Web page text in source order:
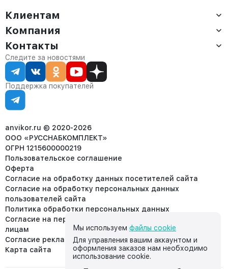
Клиентам
Доставка
Оплата
Сервис
Статус заказа
Статьи
Компания
О компании
Контакты
Партнёрам
Контакты
Отдел продаж:
8 (800) 234-22-62
corp@anvikor.ru
Ежедневно, с 7:00-19:00 (МСК)
Отдел рекламации:
8 (953) 455-25-61
Следите за новостями
Поддержка покупателей
anvikor.ru © 2020-2026
ООО «РУССНАБКОМПЛЕКТ»
ОГРН 1215600000219
Пользовательское соглашение
Оферта
Согласие на обработку данных посетителей сайта
Согласие на обработку персональных данных
пользователей сайта
Политика обработки персональных данных
Согласие на передачу персональных данных третьим
лицам
Согласие реклама
Карта сайта
Мы используем файлы cookie
Для управления вашим аккаунтом и
оформления заказов нам необходимо
использование cookie.